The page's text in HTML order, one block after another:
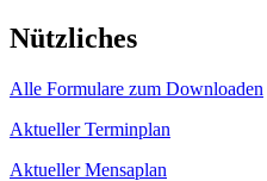
Nützliches
Alle Formulare zum Downloaden
Aktueller Terminplan
Aktueller Mensaplan